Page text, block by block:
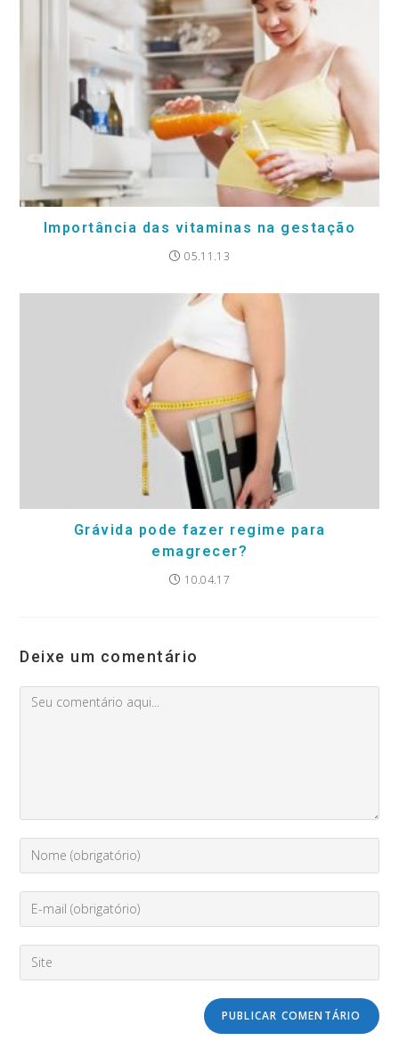
Importância das vitaminas na gestação
05.11.13
Grávida pode fazer regime para
emagrecer?
10.04.17
Deixe um comentário
Comment
seu
ou
nome
de
usuário
para
your
address
to